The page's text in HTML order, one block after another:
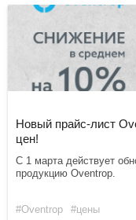
Новый прайс-лист
цен!
С 1 марта действует
продукцию Oventrop.
#Oventrop #цены